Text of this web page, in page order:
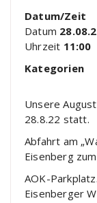
Datum/Zeit
Datum
Uhrzeit 11:00
Kategorien
Unsere
28.8.22 statt.
Abfahrt am
Eisenberg zum
AOK-
Eisenberger